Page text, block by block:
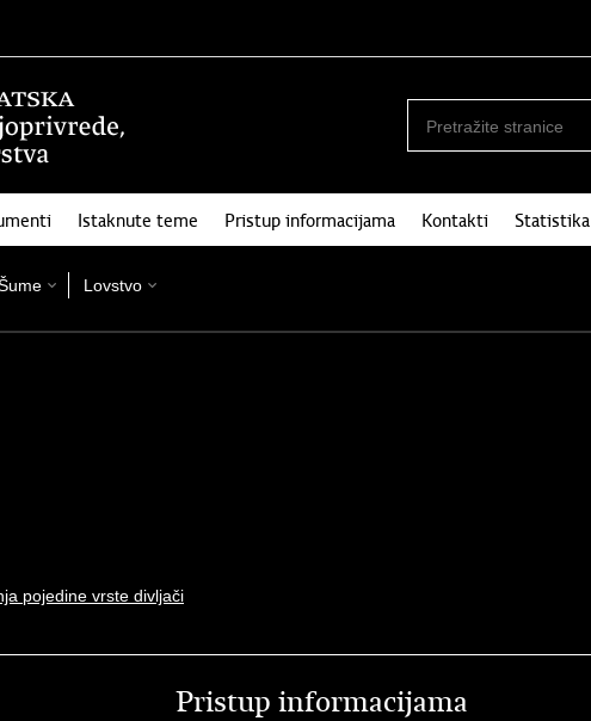
Istaknute teme Pristup informacijama Kontakti Statistika
Lovstvo
pojedine vrste divljači
Pristup informacijama